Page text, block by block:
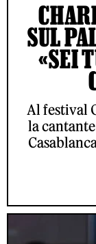
SUL
«SEI
Al festival
la